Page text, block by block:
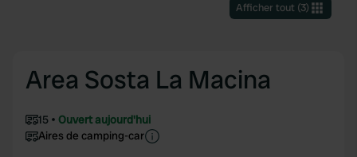
Afficher tout(3)
Area Sosta La Macina
15
Ouvert aujourd'hui
Aires de camping-car